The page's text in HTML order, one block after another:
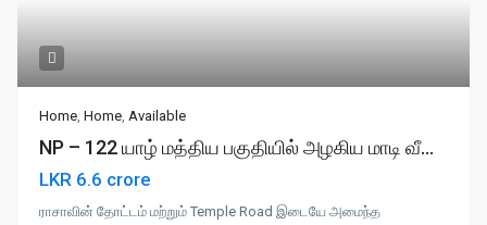
Home,Home,Available
NP – 122 யாழ் மத்திய பகுதியில் அழகிய மாடி வீ...
LKR 6.6 crore
ராசாவின் தோட்டம் மற்றும் Temple Road இடையே அமைந்த